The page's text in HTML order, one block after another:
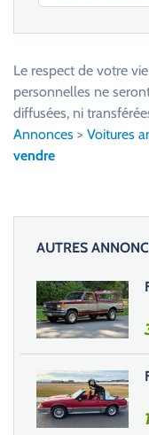
e
s
e
r
c
e
c
h
a
Le respect de votre
personnelles ne
diffusées, ni
Annonces > Voitures
vendre
AUTRES